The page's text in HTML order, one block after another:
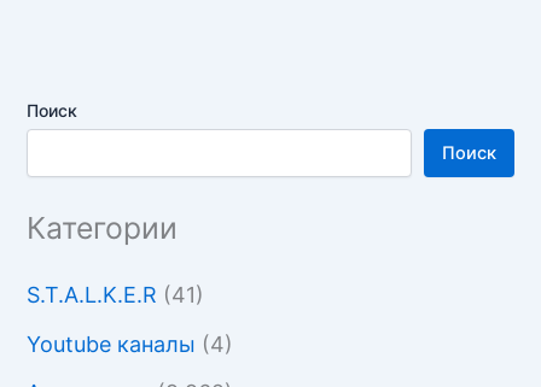
Поиск
Поиск
Категории
S.T.A.L.K.E.R (41)
Youtube каналы (4)